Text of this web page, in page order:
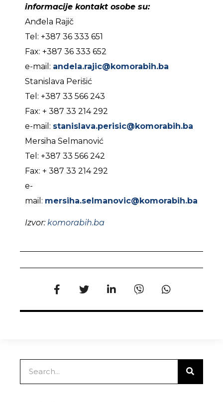
informacije kontakt osobe su:
Anđela Rajič
Tel: +387 36 333 651
Fax: +387 36 333 652
e-mail: andela.rajic@komorabih.ba
Stanislava Perišić
Tel: +387 33 566 243
Fax: + 387 33 214 292
e-mail: stanislava.perisic@komorabih.ba
Mersiha Selmanović
Tel: +387 33 566 242
Fax: + 387 33 214 292
e-
mail: mersiha.selmanovic@komorabih.ba
Izvor:komorabih.ba